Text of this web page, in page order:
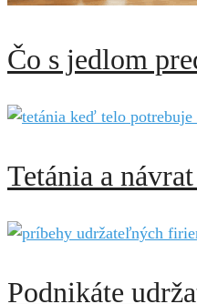
Čo s jedlom
Tetánia a
Podnikáte